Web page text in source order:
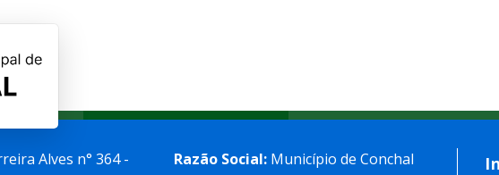
Alves n° 364 -
Razão Social: Município de Conchal